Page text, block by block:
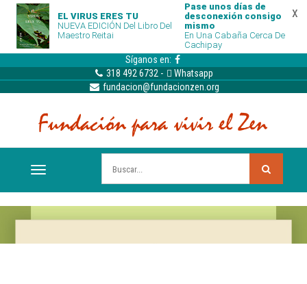
EL VIRUS ERES TU
NUEVA EDICIÓN Del Libro Del
Maestro Reitai
Pase unos días de
desconexión consigo
mismo
En Una Cabaña Cerca De
Cachipay
x
Síganos en:
318 492 6732 -
Whatsapp
fundacion@fundacionzen.org